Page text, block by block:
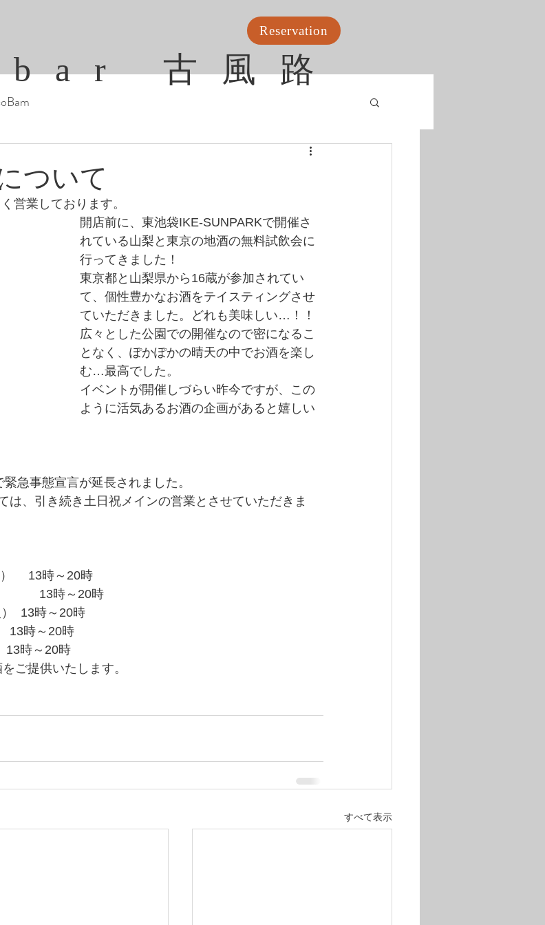
Reservation
古風路
ついて
営業しております。
開店前に、東池袋IKE-SUNPARKで開催さ
れている山梨と東京の地酒の無料試飲会に
行ってきました！
東京都と山梨県から16蔵が参加されてい
て、個性豊かなお酒をテイスティングさせ
ていただきました。どれも美味しい…！！
広々とした公園での開催なので密になるこ
となく、ぽかぽかの晴天の中でお酒を楽し
む…最高でした。
イベントが開催しづらい昨今ですが、この
ように活気あるお酒の企画があると嬉しい
急事態宣言が延長されました。
は、引き続き土日祝メインの営業とさせていただきま
　13時～20時
　　 13時～20時
13時～20時
13時～20時
13時～20時
ご提供いたします。
すべて表示